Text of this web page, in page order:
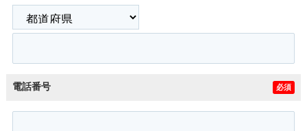
電話番号 必須